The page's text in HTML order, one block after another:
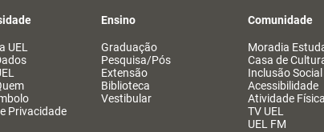
UEL
Privacidade
Ensino
Graduação
Pesquisa/Pós
Extensão
Biblioteca
Vestibular
Comunidade
Moradia
Casa de
Inclusão Social
Acessibilidade
Atividade Física
TV UEL
UEL FM